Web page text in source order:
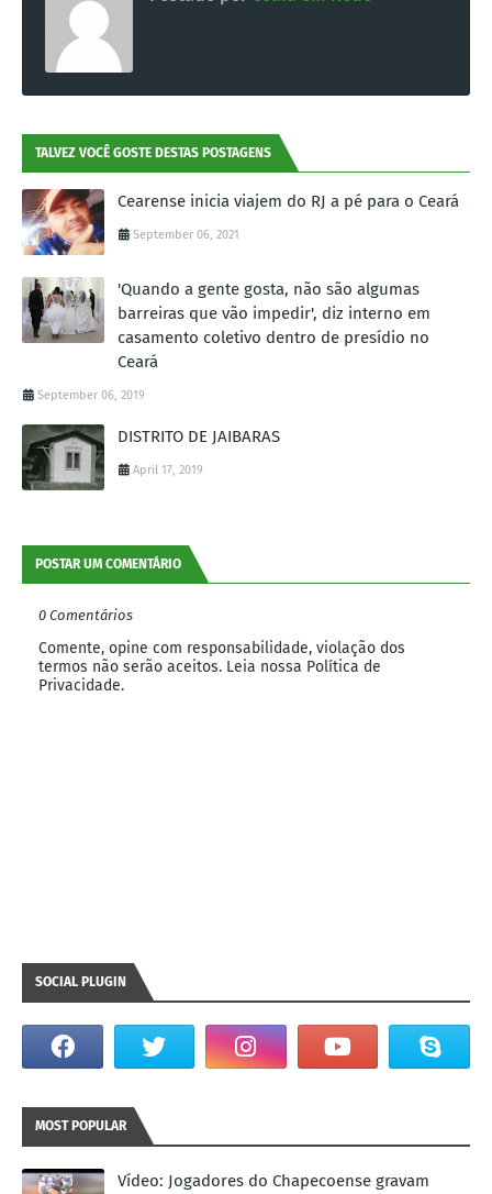
TALVEZ VOCÊ GOSTE DESTAS POSTAGENS
Cearense inicia viajem do RJ a pé para o Ceará
September 06, 2021
'Quando a gente gosta, não são algumas
barreiras que vão impedir', diz interno em
casamento coletivo dentro de presídio no
Ceará
September 06, 2019
DISTRITO DE JAIBARAS
April 17, 2019
POSTAR UM COMENTÁRIO
0 Comentários
Comente, opine com responsabilidade, violação dos
termos não serão aceitos. Leia nossa Política de
Privacidade.
SOCIAL PLUGIN
MOST POPULAR
Vídeo: Jogadores do Chapecoense gravam